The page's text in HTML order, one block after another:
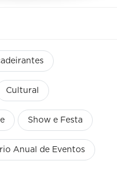
Cultural
Show e Festa
Anual de Eventos